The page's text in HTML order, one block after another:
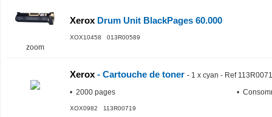
zoom
Xerox Drum Unit BlackPages 60.000
XOX10458 013R00589
Xerox - Cartouche de toner - 1 x cyan - Ref
• 2000 pages
•
XOX0982 113R00719